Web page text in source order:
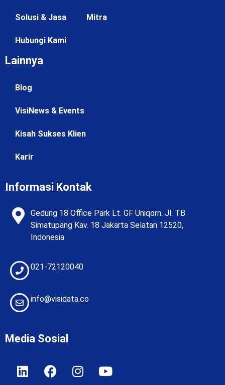
Solusi & Jasa Mitra
Hubungi Kami
Lainnya
Blog
VisiNews & Events
Kisah Sukses Klien
Karir
Informasi Kontak
Gedung 18 Office Park Lt. GF Uniqorn. Jl. TB
Simatupang Kav. 18 Jakarta Selatan 12520,
Indonesia
021-72120040
info@visidata.co
Media Sosial